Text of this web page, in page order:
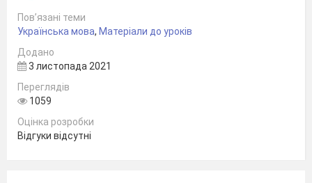
Пов’язані теми
Українська мова, Матеріали до уроків
Додано
3 листопада 2021
Переглядів
1059
Оцінка розробки
Відгуки відсутні